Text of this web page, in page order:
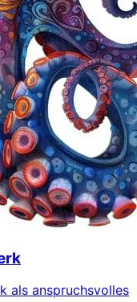
als anspruchsvolles